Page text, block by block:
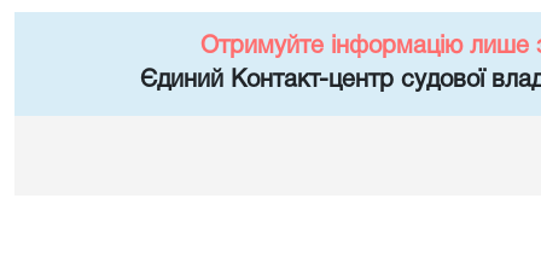
Отримуйте інформацію лише
Єдиний Контакт-центр судової